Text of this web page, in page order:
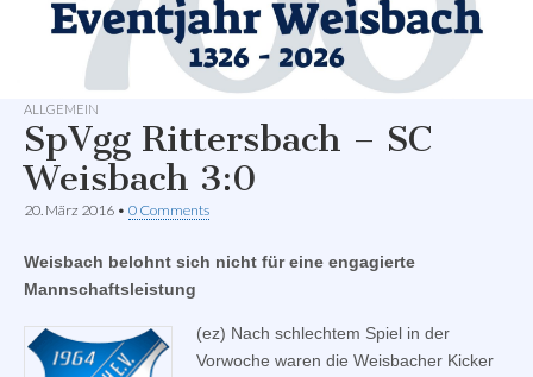
ALLGEMEIN
SpVgg Rittersbach – SC
Weisbach 3:0
20. März 2016 • 0 Comments
Weisbach belohnt sich nicht für eine engagierte
Mannschaftsleistung
(ez) Nach schlechtem Spiel in der
Vorwoche waren die Weisbacher Kicker